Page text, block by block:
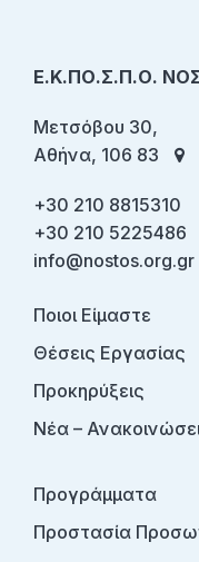
Ε.Κ.ΠΟ.Σ.Π.Ο.
Μετσόβου 30,
Αθήνα, 106 83
+30 210 8815310
+30 210 5225486
info@nostos.org.gr
Ποιοι Είμαστε
Θέσεις Εργασίας
Προκηρύξεις
Νέα –
Προγράμματα
Προστασία